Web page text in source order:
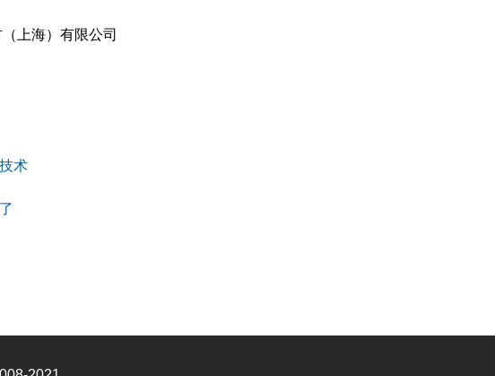
上海）有限公司
术